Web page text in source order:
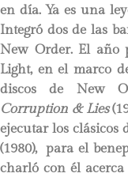
en día. Ya es una
Integró dos de las
New Order. El año
Light, en el marco
discos de New
Corruption & Lies
ejecutar los clásicos
(1980), para el
charló con él acerca